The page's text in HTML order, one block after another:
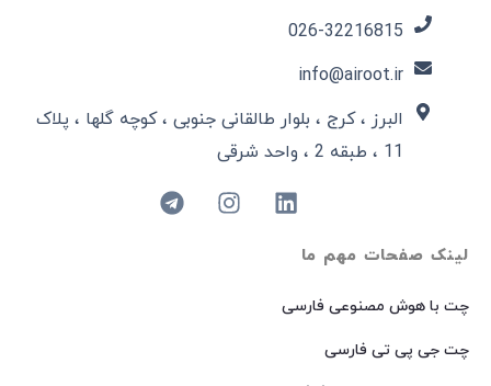
لینک صفحات مهم ما
چت با هوش مصنوعی فارسی
چت جی پی تی فارسی
026-32216815​
info@airoot.ir
البرز ، کرج ، بلوار طالقانی جنوبی ، کوچه گلها ، پلاک
11 ، طبقه 2 ، واحد شرقی